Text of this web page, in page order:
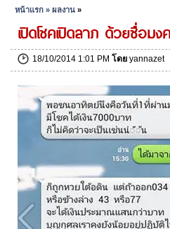
หน้าแรก »ผลงาน »
เปิดโชคเปิดลาภ ด้วยชื่อมง
18/10/2014 1:01 PM โดย yannazet